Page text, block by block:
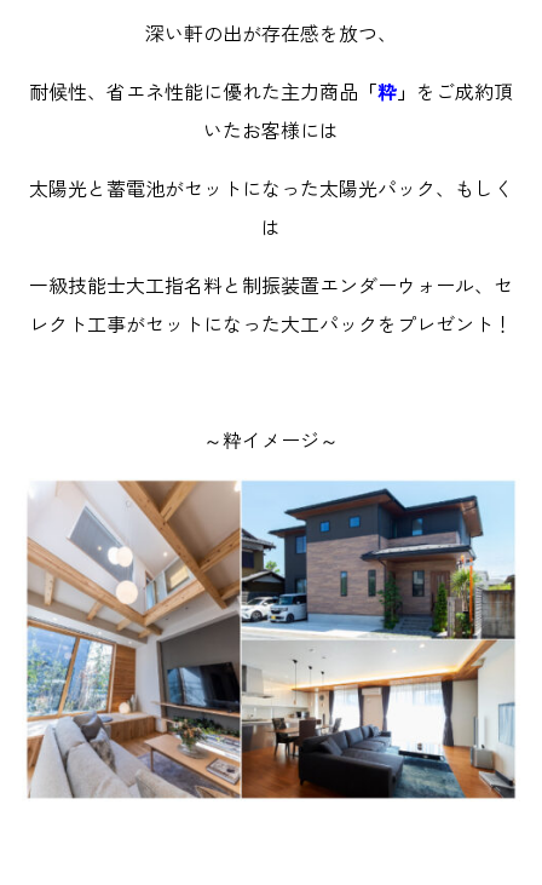
深い軒の出が存在感を放つ、
耐候性、省エネ性能に優れた主力商品 「粋」 をご成約頂
いたお客様には
太陽光と蓄電池がセットになった太陽光パック、もしく
は
一級技能士大工指名料と制振装置エンダーウォール、セ
レクト工事がセットになった大工パックをプレゼント！
～粋イメージ～